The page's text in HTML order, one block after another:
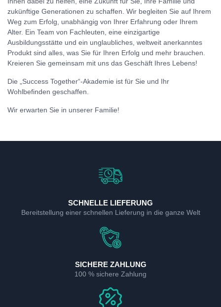
zukünftige Generationen zu schaffen. Wir begleiten Sie auf Ihrem
Weg zum Erfolg, unabhängig von Ihrer Erfahrung oder Ihrem
Alter. Ein Team von Fachleuten, eine einzigartige
Ausbildungsstätte und ein unglaubliches, weltweit anerkanntes
Produkt sind alles, was Sie für Ihren Erfolg und mehr brauchen.
Kreieren Sie gemeinsam mit uns das Geschäft Ihres Lebens!
Die „Success Together“-Akademie ist für Sie und Ihr
Wohlbefinden geschaffen.
Wir erwarten Sie in unserer Familie!
SCHNELLE LIEFERUNG
Bereitstellung einer schnellen Lieferung in die ganze Welt
SICHERE ZAHLUNG
100 % sichere Zahlung